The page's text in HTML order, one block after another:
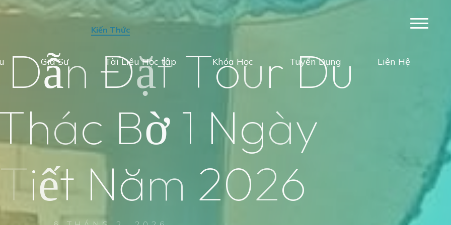
Gia Sư Tài Liệu Học tập Khóa Học Tuyển Dụng Liên Hệ
Kiến Thức
Dẫn Đặt Tour Du
hác Bờ 1 Ngày
Tiết Năm 2026